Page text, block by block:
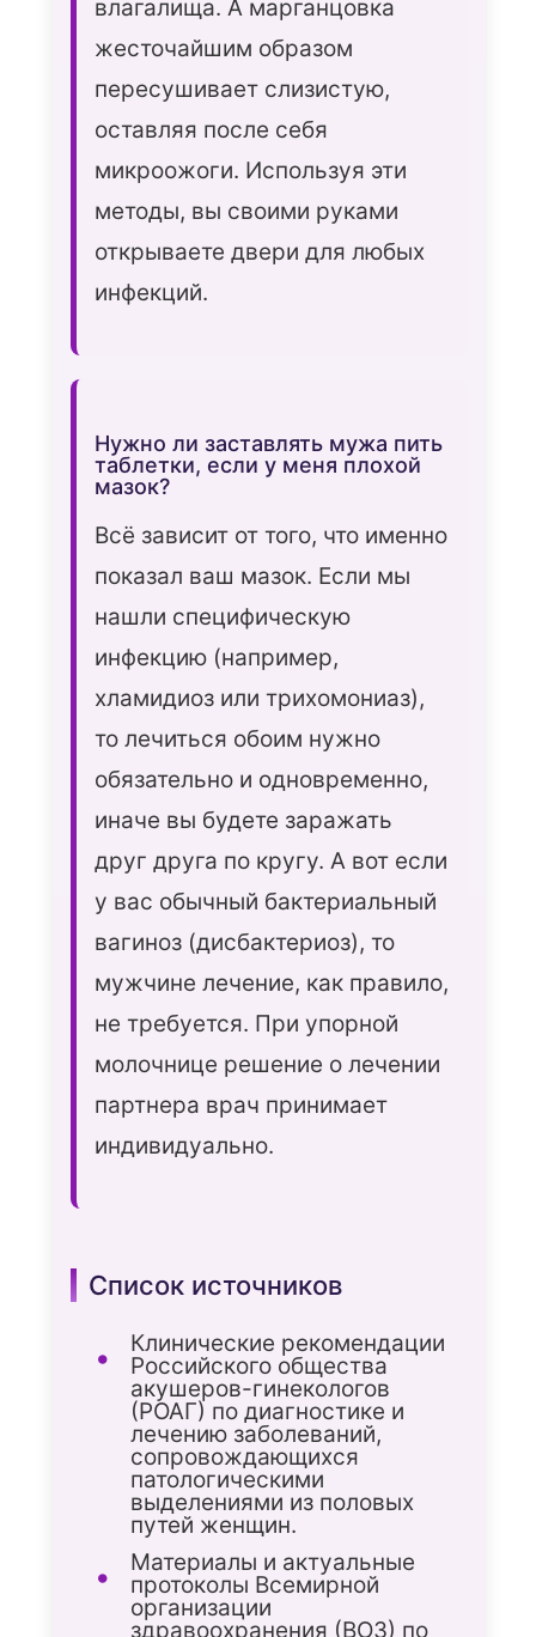
влагалища. А марганцовка
жесточайшим образом
пересушивает слизистую,
оставляя после себя
микроожоги. Используя эти
методы, вы своими руками
открываете двери для любых
инфекций.
Нужно ли заставлять мужа пить
таблетки, если у меня плохой
мазок?
Всё зависит от того, что именно
показал ваш мазок. Если мы
нашли специфическую
инфекцию (например,
хламидиоз или трихомониаз),
то лечиться обоим нужно
обязательно и одновременно,
иначе вы будете заражать
друг друга по кругу. А вот если
у вас обычный бактериальный
вагиноз (дисбактериоз), то
мужчине лечение, как правило,
не требуется. При упорной
молочнице решение о лечении
партнера врач принимает
индивидуально.
Список источников
Клинические рекомендации
Российского общества
акушеров-гинекологов
(РОАГ) по диагностике и
лечению заболеваний,
сопровождающихся
патологическими
выделениями из половых
путей женщин.
Материалы и актуальные
протоколы Всемирной
организации
здравоохранения (ВОЗ) по